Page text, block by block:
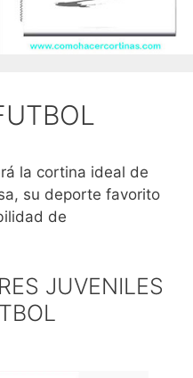
la cortina ideal de
su deporte favorito
de
JUVENILES